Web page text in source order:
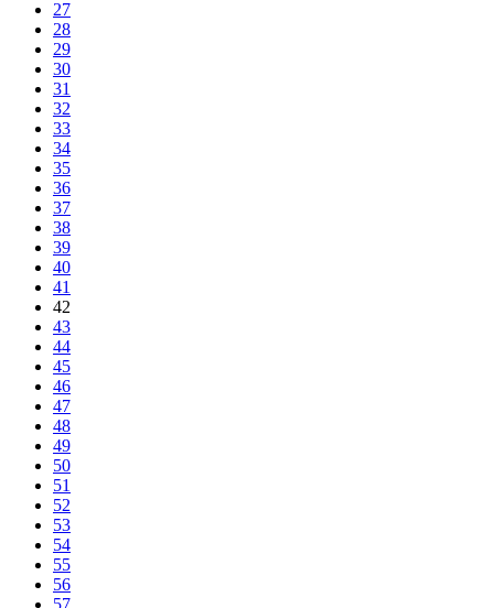
27
28
29
30
31
32
33
34
35
36
37
38
39
40
41
42
43
44
45
46
47
48
49
50
51
52
53
54
55
56